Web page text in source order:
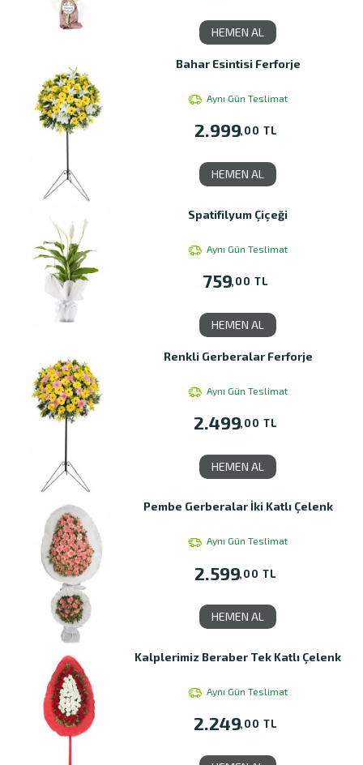
HEMEN AL
Bahar Esintisi Ferforje
Aynı Gün Teslimat
2.999,00 TL
HEMEN AL
Spatifilyum Çiçeği
Aynı Gün Teslimat
759,00 TL
HEMEN AL
Renkli Gerberalar Ferforje
Aynı Gün Teslimat
2.499,00 TL
HEMEN AL
Pembe Gerberalar İki Katlı Çelenk
Aynı Gün Teslimat
2.599,00 TL
HEMEN AL
Kalplerimiz Beraber Tek Katlı Çelenk
Aynı Gün Teslimat
2.249,00 TL